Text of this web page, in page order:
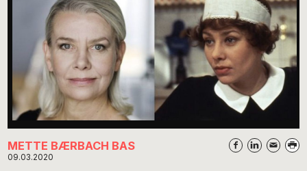
METTE BÆRBACH BAS
09.03.2020